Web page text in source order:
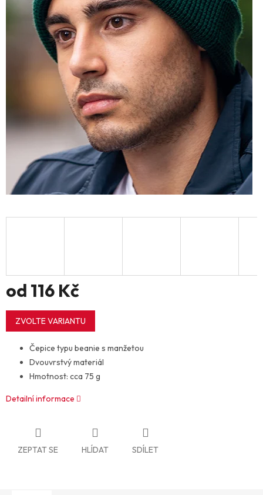
od 116 Kč
Měrná
cena:
ZVOLTE VARIANTU
Čepice typu beanie s manžetou
Dvouvrstvý materiál
Hmotnost: cca 75 g
Detailní informace
ZEPTAT SE HLÍDAT SDÍLET